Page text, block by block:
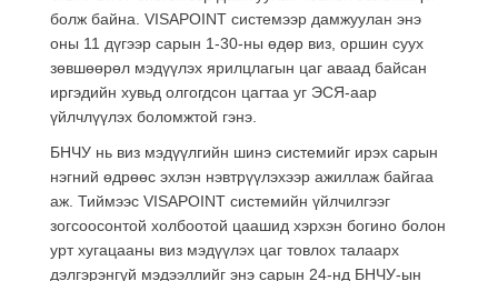
болж байна. VISAPOINT системээр дамжуулан энэ
оны 11 дүгээр сарын 1-30-ны өдөр виз, оршин суух
зөвшөөрөл мэдүүлэх ярилцлагын цаг аваад байсан
иргэдийн хувьд олгогдсон цагтаа уг ЭСЯ-аар
үйлчлүүлэх боломжтой гэнэ.
БНЧУ нь виз мэдүүлгийн шинэ системийг ирэх сарын
нэгний өдрөөс эхлэн нэвтрүүлэхээр ажиллаж байгаа
аж. Тиймээс VISAPOINT системийн үйлчилгээг
зогсоосонтой холбоотой цаашид хэрхэн богино болон
урт хугацааны виз мэдүүлэх цаг товлох талаарх
дэлгэрэнгүй мэдээллийг энэ сарын 24-нд БНЧУ-ын